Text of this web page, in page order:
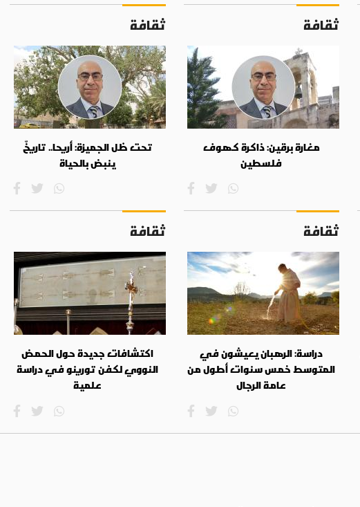
ثقافة
مغارة برقين: ذاكرة كهوف
فلسطين
ثقافة
تحت ظل الجميزة: أريحا.. تاريخٌ
ينبض بالحياة
ثقافة
دراسة: الرهبان يعيشون في
المتوسط خمس سنوات أطول من
عامة الرجال
ثقافة
اكتشافات جديدة حول الحمض
النووي لكفن تورينو في دراسة
علمية